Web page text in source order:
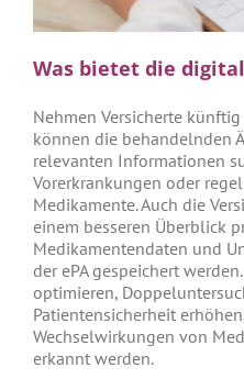
Was bietet die
Nehmen Versicherte
können die behandelnden
relevanten Informationen
Vorerkrankungen oder
Medikamente. Auch die
einem besseren Überblick
Medikamentendaten und
der ePA gespeichert
optimieren,
Patientensicherheit
Wechselwirkungen von
erkannt werden.